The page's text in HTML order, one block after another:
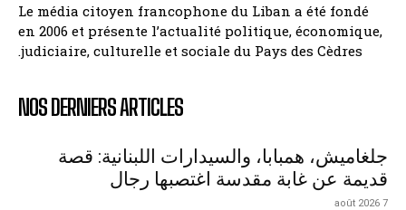
Le média citoyen francophone du Liban a été fondé
en 2006 et présente l’actualité politique, économique,
judiciaire, culturelle et sociale du Pays des Cèdres.
NOS DERNIERS ARTICLES
جلغاميش، همبابا، والسيدارات اللبنانية: قصة
قديمة عن غابة مقدسة اغتصبها رجال
7 août 2026